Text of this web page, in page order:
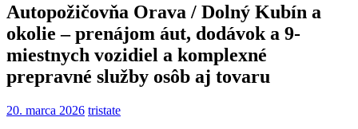
Autopožičovňa Orava / Dolný Kubín a
okolie – prenájom áut, dodávok a 9-
miestnych vozidiel a komplexné
prepravné služby osôb aj tovaru
20. marca 2026 tristate